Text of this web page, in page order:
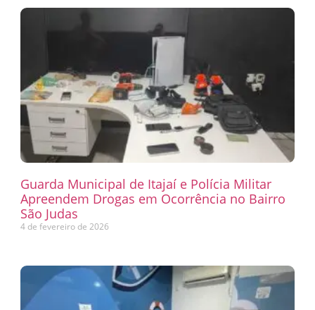
Guarda Municipal de Itajaí e Polícia Militar
Apreendem Drogas em Ocorrência no Bairro
São Judas
4 de fevereiro de 2026